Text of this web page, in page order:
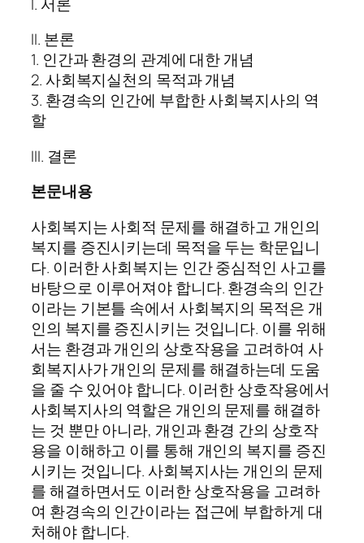
II. 본론
1. 인간과 환경의 관계에 대한 개념
2. 사회복지실천의 목적과 개념
3. 환경속의 인간에 부합한 사회복지사의 역
할
III. 결론
본문내용
사회복지는 사회적 문제를 해결하고 개인의
복지를 증진시키는데 목적을 두는 학문입니
다. 이러한 사회복지는 인간 중심적인 사고를
바탕으로 이루어져야 합니다. 환경속의 인간
이라는 기본틀 속에서 사회복지의 목적은 개
인의 복지를 증진시키는 것입니다. 이를 위해
서는 환경과 개인의 상호작용을 고려하여 사
회복지사가 개인의 문제를 해결하는데 도움
을 줄 수 있어야 합니다. 이러한 상호작용에서
사회복지사의 역할은 개인의 문제를 해결하
는 것 뿐만 아니라, 개인과 환경 간의 상호작
용을 이해하고 이를 통해 개인의 복지를 증진
시키는 것입니다. 사회복지사는 개인의 문제
를 해결하면서도 이러한 상호작용을 고려하
여 환경속의 인간이라는 접근에 부합하게 대
처해야 합니다.